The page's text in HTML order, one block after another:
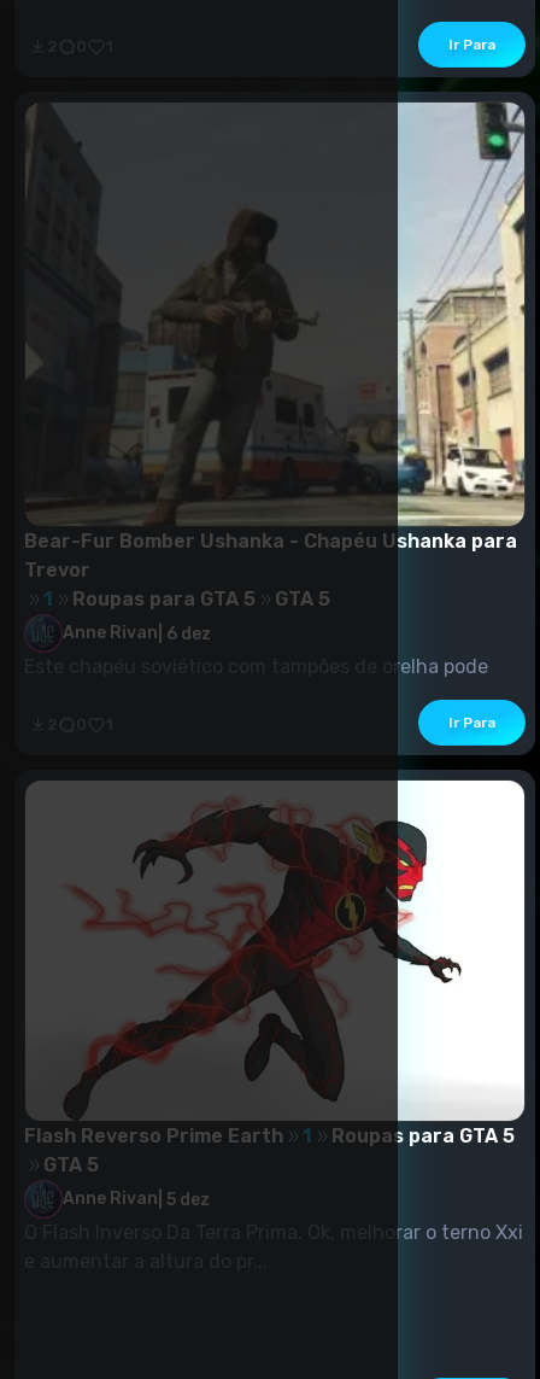
Ir Para
Bear-Fur Bomber Ushanka - Chapéu Ushanka para
Trevor
1
Roupas para GTA 5 GTA 5
Anne Rivan 6 dez
Este chapéu soviético com tampões de orelha pode
fazer de você um comunista. Deve ser utilizado com...
Ir Para
Flash Reverso Prime Earth 1
Roupas para GTA 5
GTA 5
Anne Rivan 5 dez